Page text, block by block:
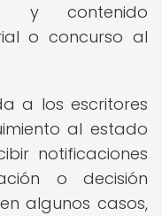
y contenido
o concurso al
a los escritores
al estado
notificaciones
o decisión
algunos casos,